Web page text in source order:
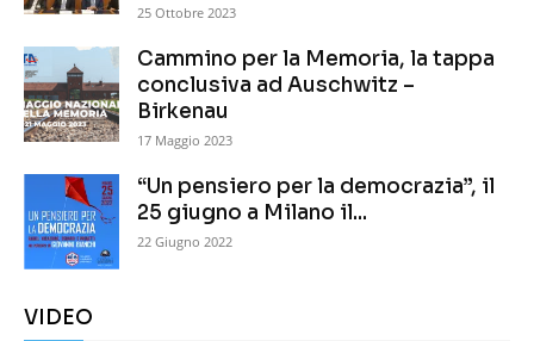
25 Ottobre 2023
Cammino per la Memoria, la tappa
conclusiva ad Auschwitz –
Birkenau
17 Maggio 2023
“Un pensiero per la democrazia”, il
25 giugno a Milano il...
22 Giugno 2022
VIDEO